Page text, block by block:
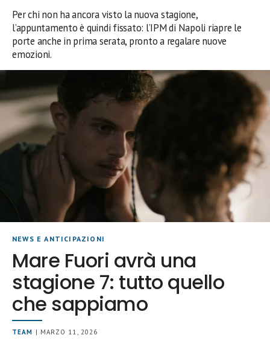
Per chi non ha ancora visto la nuova stagione,
l’appuntamento è quindi fissato: l’IPM di Napoli riapre le
porte anche in prima serata, pronto a regalare nuove
emozioni.
NEWS E ANTICIPAZIONI
Mare Fuori avrà una
stagione 7: tutto quello
che sappiamo
TEAM | MARZO 11, 2026